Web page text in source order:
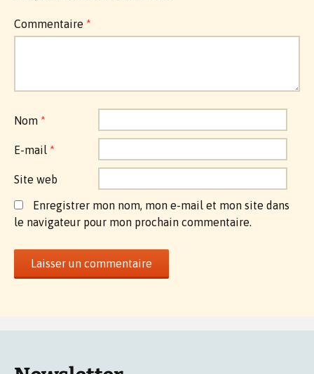
Commentaire *
Nom *
E-mail *
Site web
Enregistrer mon nom, mon e-mail et mon site dans
le navigateur pour mon prochain commentaire.